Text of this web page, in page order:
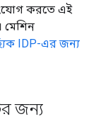
করতে এই
মেশিন
IDP-এর জন্য
জন্য